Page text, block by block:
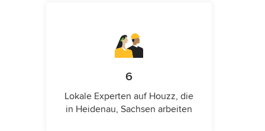
6
Lokale Experten auf Houzz, die
in Heidenau, Sachsen arbeiten